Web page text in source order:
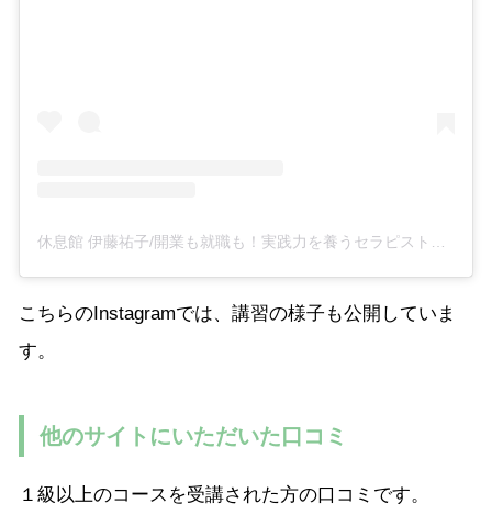
こちらのInstagramでは、講習の様子も公開していま
す。
他のサイトにいただいた口コミ
１級以上のコースを受講された方の口コミです。